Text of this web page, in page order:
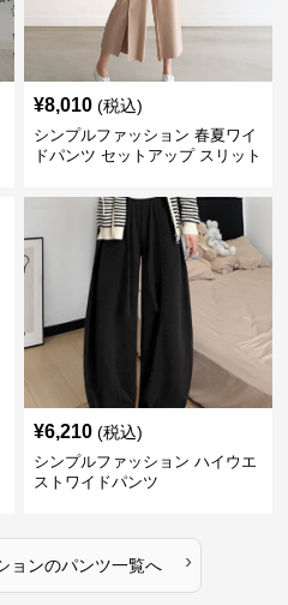
¥8,010 (税込)
シンプルファッション 春夏ワイ
ドパンツ セットアップ スリット
¥6,210 (税込)
シンプルファッション ハイウエ
ストワイドパンツ
ョンのパンツ一覧へ ›